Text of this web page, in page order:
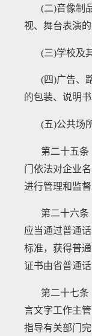
(二)音像制
视、舞台表演
(三)学校及
(四)广告、
的包装、说明
(五)公共场
第二十五
门依法对企业
进行管理和监督
第二十六
应当通过普通
标准，获得普
证书由省普通
第二十七
言文字工作主
指导有关部门